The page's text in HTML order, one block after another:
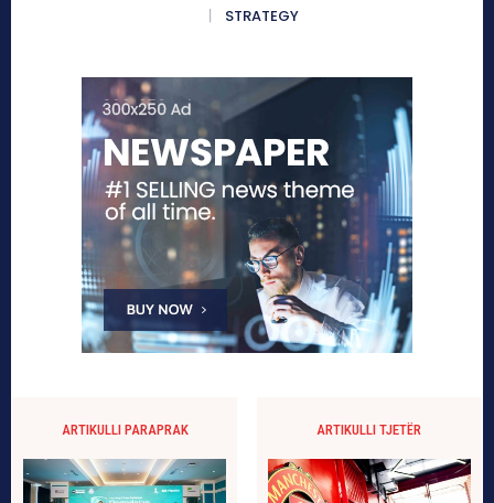
STRATEGY
ARTIKULLI PARAPRAK ARTIKULLI TJETËR